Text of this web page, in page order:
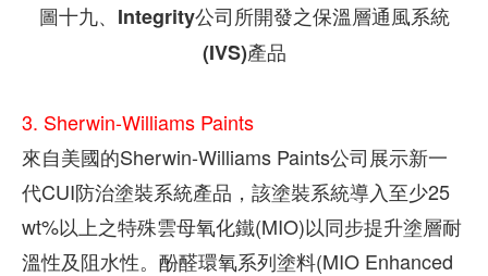
圖十九、Integrity公司所開發之保溫層通風系統
(IVS)產品
3. Sherwin-Williams Paints
來自美國的Sherwin-Williams Paints公司展示新一
代CUI防治塗裝系統產品，該塗裝系統導入至少25
wt%以上之特殊雲母氧化鐵(MIO)以同步提升塗層耐
溫性及阻水性。酚醛環氧系列塗料(MIO Enhanced